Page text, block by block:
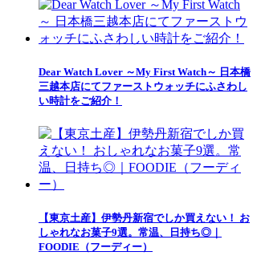
Dear Watch Lover ～My First Watch～ 日本橋
三越本店にてファーストウォッチにふさわし
い時計をご紹介！
【東京土産】伊勢丹新宿でしか買えない！ お
しゃれなお菓子9選。常温、日持ち◎｜
FOODIE（フーディー）